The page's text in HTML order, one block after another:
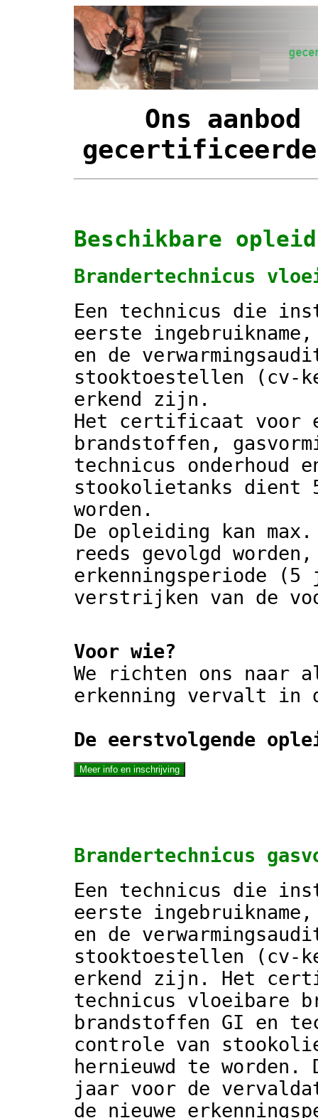
Ons
Beschikbare
Brandertechnicus
Een technicus die
eerste
en de
stooktoestellen (cv-
erkend zijn.
Het certificaat voor
brandstoffen,
technicus onderhoud
stookolietanks dient
worden.
De opleiding kan
reeds gevolgd
erkenningsperiode
verstrijken van de
Voor wie?
We richten ons naar
erkenning vervalt in
De eerstvolgende
Brandertechnicus
Een technicus die
eerste
en de
stooktoestellen (cv-
erkend zijn. Het
technicus vloeibare
brandstoffen GI en
controle van
hernieuwd te worden.
jaar voor de
de nieuwe